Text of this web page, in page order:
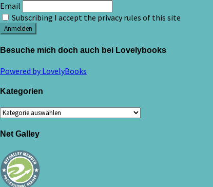
Email
Subscribing I accept the privacy rules of this site
Besuche mich doch auch bei Lovelybooks
Powered by LovelyBooks
Kategorien
Kategorien
Net Galley